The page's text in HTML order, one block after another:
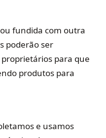
fundida com outra
poderão ser
para que
produtos para
e usamos